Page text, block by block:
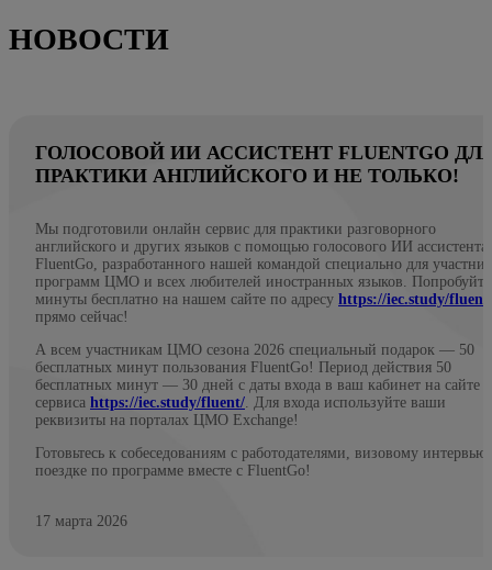
НОВОСТИ
ГОЛОСОВОЙ ИИ АССИСТЕНТ FLUENTGO
ПРАКТИКИ АНГЛИЙСКОГО И НЕ ТОЛЬКО!
Мы подготовили онлайн сервис для практики разговорного
английского и других языков с помощью голосового ИИ ассистента
FluentGo, разработанного нашей командой специально для
программ ЦМО и всех любителей иностранных языков.
минуты бесплатно на нашем сайте по адресу https://iec.study/fluent/
прямо сейчас!
А всем участникам ЦМО сезона 2026 специальный подарок — 50
бесплатных минут пользования FluentGo! Период действия 50
бесплатных минут — 30 дней с даты входа в ваш кабинет на сайте
сервиса https://iec.study/fluent/. Для входа используйте ваши
реквизиты на порталах ЦМО Exchange!
Готовьтесь к собеседованиям с работодателями, визовому интервью
поездке по программе вместе с FluentGo!
17 марта 2026